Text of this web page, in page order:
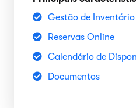
Gestão de Inventário
Reservas Online
Calendário de
Documentos